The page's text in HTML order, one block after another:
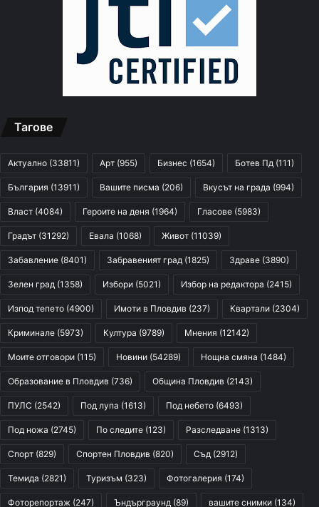
Тагове
Актуално (33811) Арт (955) Бизнес (1654) Ботев Пд (111)
България (13911) Вашите писма (206) Вкусът на града (994)
Власт (4084) Героите на деня (1964) Гласове (5983)
Градът (31292) Евала (1068) Живот (11039)
Забавление (8401) Забравеният град (1825) Здраве (3890)
Зелен град (1358) Избори (5021) Избор на редактора (2415)
Изпод тепето (4900) Имоти в Пловдив (237) Квартали (2304)
Криминале (5973) Култура (9789) Мнения (12142)
Моите отговори (115) Новини (54289) Нощна смяна (1484)
Образование в Пловдив (736) Община Пловдив (2143)
ПУЛС (2542) Под лупа (1613) Под небето (6493)
Под ножа (2745) По следите (123) Разследване (1313)
Спорт (829) Спортен Пловдив (820) Съд (2912)
Темида (2821) Туризъм (323) Фотогалерия (174)
Фоторепортаж (247) Ъндърграунд (89) вашите снимки (134)